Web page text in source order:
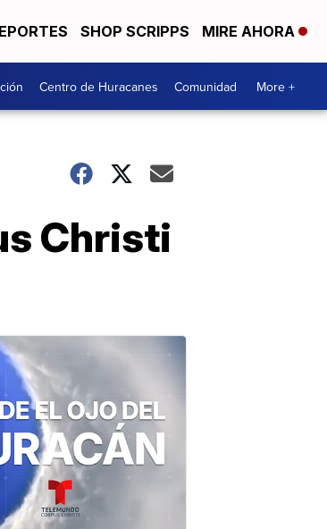
SHOP SCRIPPS MIRE AHORA
Centro de Huracanes Comunidad More +
Christi